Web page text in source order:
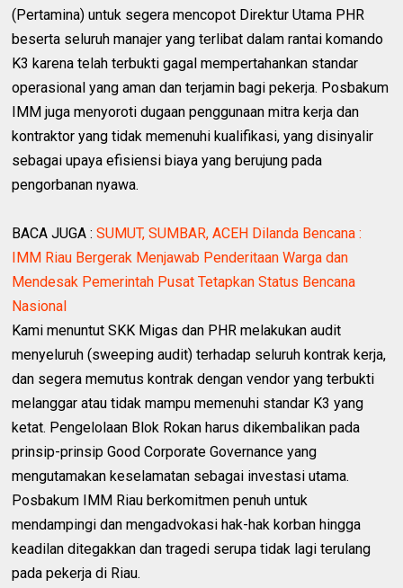
(Pertamina) untuk segera mencopot Direktur Utama PHR
beserta seluruh manajer yang terlibat dalam rantai komando
K3 karena telah terbukti gagal mempertahankan standar
operasional yang aman dan terjamin bagi pekerja. Posbakum
IMM juga menyoroti dugaan penggunaan mitra kerja dan
kontraktor yang tidak memenuhi kualifikasi, yang disinyalir
sebagai upaya efisiensi biaya yang berujung pada
pengorbanan nyawa.
BACA JUGA :SUMUT, SUMBAR, ACEH Dilanda Bencana :
IMM Riau Bergerak Menjawab Penderitaan Warga dan
Mendesak Pemerintah Pusat Tetapkan Status Bencana
Nasional
Kami menuntut SKK Migas dan PHR melakukan audit
menyeluruh (sweeping audit) terhadap seluruh kontrak kerja,
dan segera memutus kontrak dengan vendor yang terbukti
melanggar atau tidak mampu memenuhi standar K3 yang
ketat. Pengelolaan Blok Rokan harus dikembalikan pada
prinsip-prinsip Good Corporate Governance yang
mengutamakan keselamatan sebagai investasi utama.
Posbakum IMM Riau berkomitmen penuh untuk
mendampingi dan mengadvokasi hak-hak korban hingga
keadilan ditegakkan dan tragedi serupa tidak lagi terulang
pada pekerja di Riau.